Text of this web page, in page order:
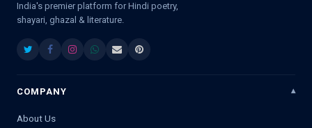
India's premier platform for Hindi poetry,
shayari, ghazal & literature.
COMPANY
About Us